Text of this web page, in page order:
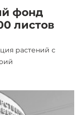
фонд
листов
растений с